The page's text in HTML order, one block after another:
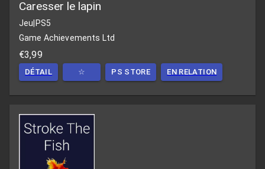
Caresser le lapin
Jeu PS5
Game Achievements Ltd
€3,99
DÉTAIL ☆ PS STORE EN RELATION